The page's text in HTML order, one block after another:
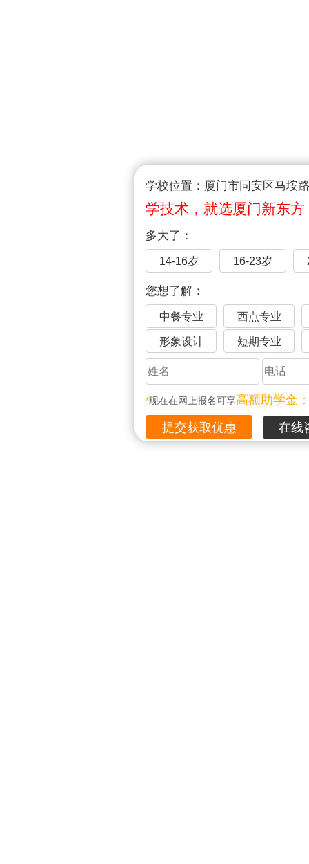
学校位置：厦门市同安区马垵
学技术，就选厦门新东方
多大了：
14-16岁 16-23岁
您想了解：
中餐专业 西点专业
形象设计 短期专业
*现在在网上报名可享高额助学金
在线